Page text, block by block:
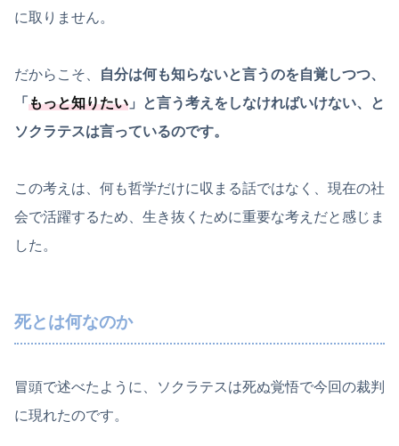
に取りません。
だからこそ、
自分は何も知らないと言うのを自覚しつつ、
「 もっと知りたい 」と言う考えをしなければいけない、と
ソクラテスは言っているのです。
この考えは、何も哲学だけに収まる話ではなく、現在の社
会で活躍するため、生き抜くために重要な考えだと感じま
した。
死とは何なのか
冒頭で述べたように、ソクラテスは死ぬ覚悟で今回の裁判
に現れたのです。